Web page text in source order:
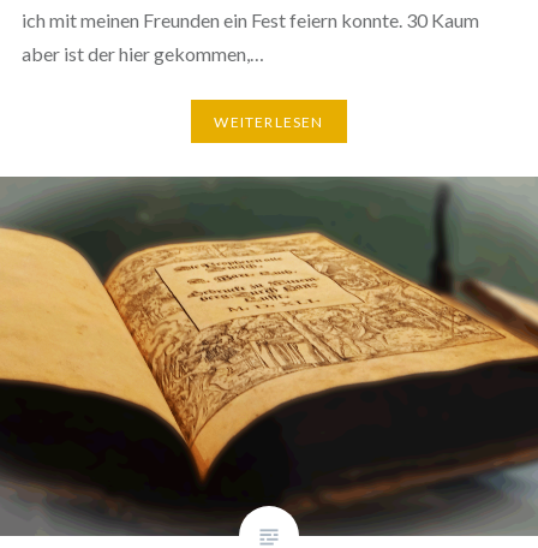
ich mit meinen Freunden ein Fest feiern konnte. 30 Kaum
aber ist der hier gekommen,…
WEITERLESEN